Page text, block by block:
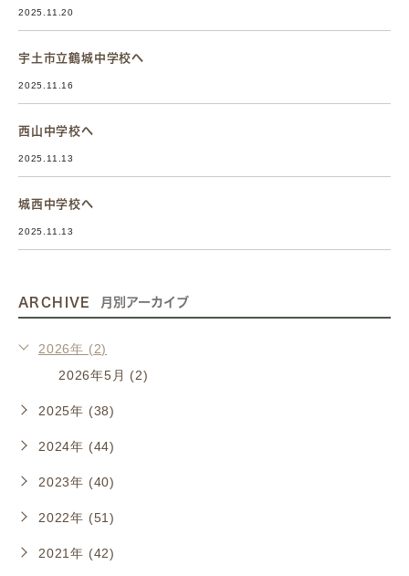
2025.11.20
宇土市立鶴城中学校へ
2025.11.16
西山中学校へ
2025.11.13
城西中学校へ
2025.11.13
ARCHIVE 月別アーカイブ
2026年 (2)
2026年5月 (2)
2025年 (38)
2024年 (44)
2023年 (40)
2022年 (51)
2021年 (42)